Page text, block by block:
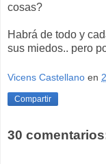
cosas?
Habrá de todo y
sus miedos.. pero
Vicens Castellano en
Compartir
30